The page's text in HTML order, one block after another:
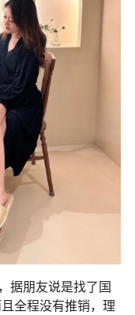
据朋友说是找了国
全程没有推销，理